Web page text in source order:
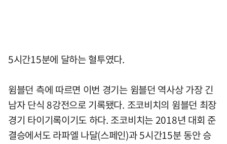
5시간15분에 달하는 혈투였다.
윔블던 측에 따르면 이번 경기는 윔블던 역사상 가장 긴
남자 단식 8강전으로 기록됐다. 조코비치의 윔블던 최장
경기 타이기록이기도 하다. 조코비치는 2018년 대회 준
결승에서도 라파엘 나달(스페인)과 5시간15분 동안 승